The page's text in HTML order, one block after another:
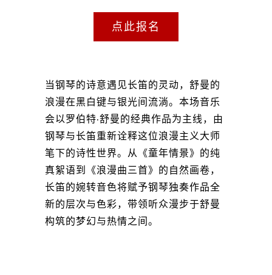
点此报名
当钢琴的诗意遇见长笛的灵动，舒曼的
浪漫在黑白键与银光间流淌。本场音乐
会以罗伯特·舒曼的经典作品为主线，由
钢琴与长笛重新诠释这位浪漫主义大师
笔下的诗性世界。从《童年情景》的纯
真絮语到《浪漫曲三首》的自然画卷，
长笛的婉转音色将赋予钢琴独奏作品全
新的层次与色彩，带领听众漫步于舒曼
构筑的梦幻与热情之间。